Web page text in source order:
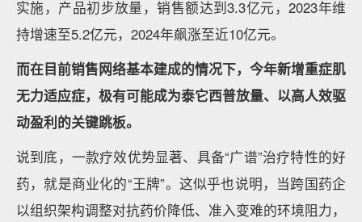
实施，产品初步放量，销售额达到3.3亿元，2023年维
持增速至5.2亿元，2024年飙涨至近10亿元。
而在目前销售网络基本建成的情况下，今年新增重症肌
无力适应症，极有可能成为泰它西普放量、以高人效驱
动盈利的关键跳板。
说到底，一款疗效优势显著、具备“广谱”治疗特性的好
药，就是商业化的“王牌”。这似乎也说明，当跨国药企
以组织架构调整对抗药价降低、准入变难的环境阻力，